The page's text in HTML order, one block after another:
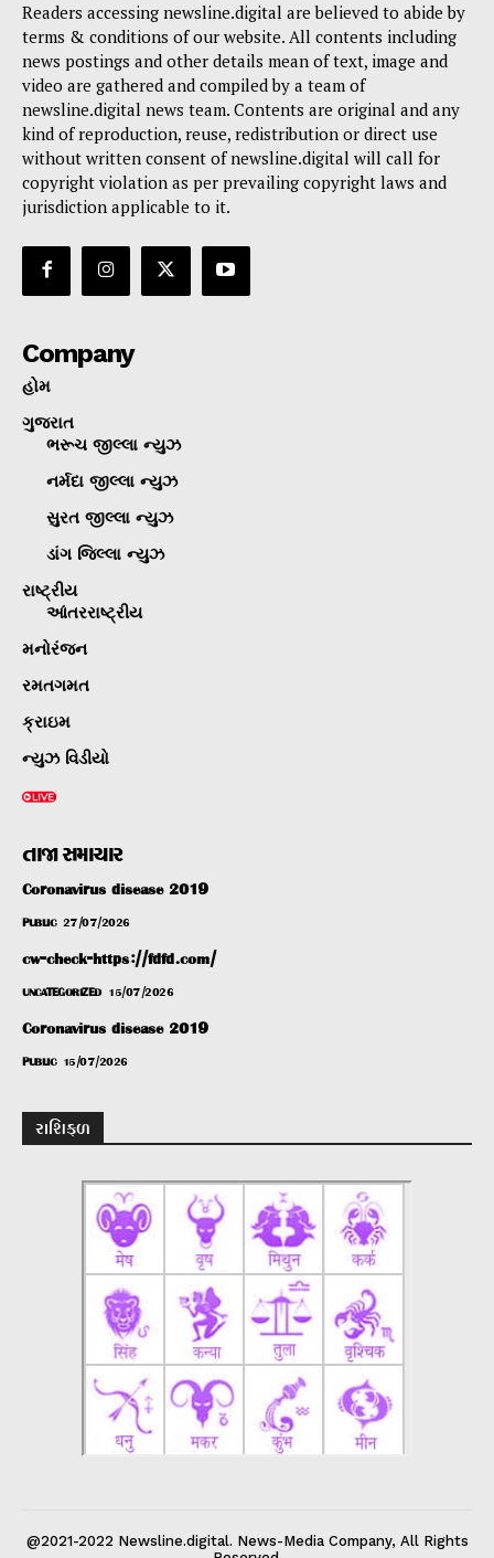
Readers accessing newsline.digital are believed to abide by
terms & conditions of our website. All contents including
news postings and other details mean of text, image and
video are gathered and compiled by a team of
newsline.digital news team. Contents are original and any
kind of reproduction, reuse, redistribution or direct use
without written consent of newsline.digital will call for
copyright violation as per prevailing copyright laws and
jurisdiction applicable to it.
Company
હોમ
ગુજરાત
ભરૂચ જીલ્લા ન્યુઝ
નર્મદા જીલ્લા ન્યુઝ
સુરત જીલ્લા ન્યુઝ
ડાંગ જિલ્લા ન્યુઝ
રાષ્ટ્રીય
આંતરરાષ્ટ્રીય
મનોરંજન
રમતગમત
ક્રાઇમ
ન્યુઝ વિડીયો
તાજા સમાચાર
Coronavirus disease 2019
PUBLIC 27/07/2026
cw-check-https://fdfd.com/
UNCATEGORIZED 15/07/2026
Coronavirus disease 2019
PUBLIC 15/07/2026
રાશિફળ
@2021-2022 Newsline.digital. News-Media Company, All Rights